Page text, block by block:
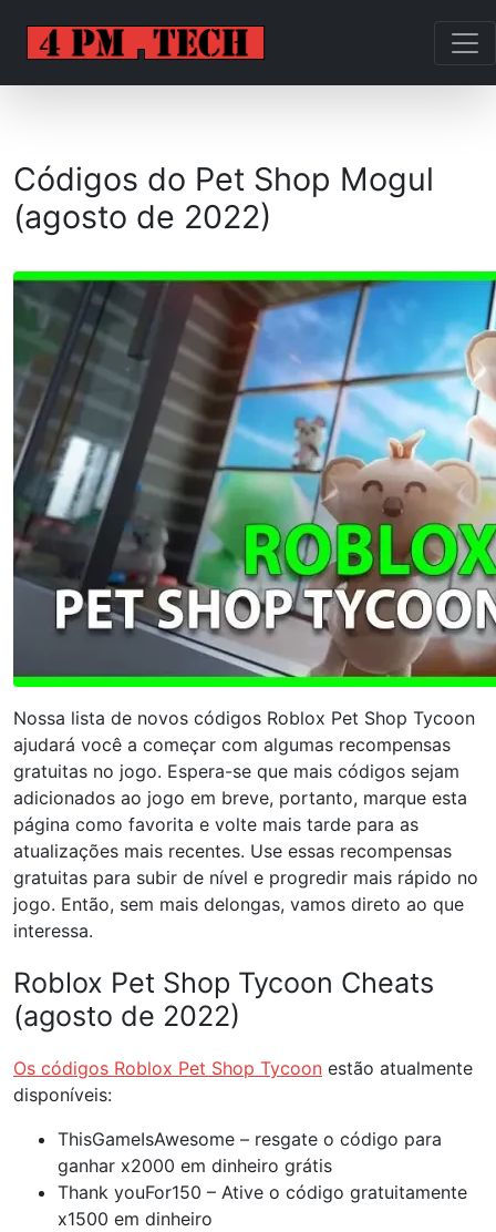
Códigos do Pet Shop Mogul
(agosto de 2022)
Nossa lista de novos códigos Roblox Pet Shop Tycoon
ajudará você a começar com algumas recompensas
gratuitas no jogo. Espera-se que mais códigos sejam
adicionados ao jogo em breve, portanto, marque esta
página como favorita e volte mais tarde para as
atualizações mais recentes. Use essas recompensas
gratuitas para subir de nível e progredir mais rápido no
jogo. Então, sem mais delongas, vamos direto ao que
interessa.
Roblox Pet Shop Tycoon Cheats
(agosto de 2022)
Os códigos Roblox Pet Shop Tycoon estão atualmente
disponíveis:
ThisGameIsAwesome – resgate o código para
ganhar x2000 em dinheiro grátis
Thank youFor150 – Ative o código gratuitamente
x1500 em dinheiro